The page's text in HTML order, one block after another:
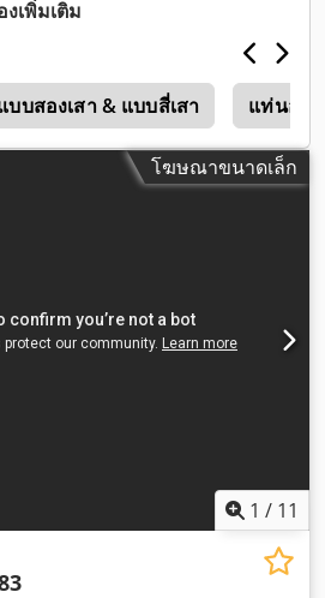
เพิ่มเติม
บสองเสา & แบบสี่เสา แท่นอัด
โฆษณาขนาดเล็ก
1 / 11